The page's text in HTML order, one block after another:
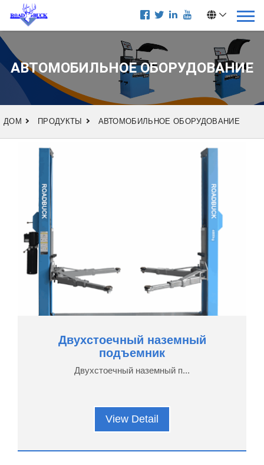
АВТОМОБИЛЬНОЕ ОБОРУДОВАНИЕ
ДОМ ПРОДУКТЫ АВТОМОБИЛЬНОЕ ОБОРУДОВАНИЕ
Двухстоечный наземный
подъемник
Двухстоечный наземный п...
View Detail